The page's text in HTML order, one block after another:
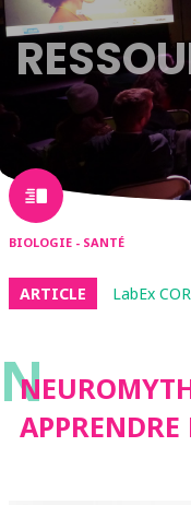
BIOLOGIE - SANTÉ
ARTICLE LabEx
N